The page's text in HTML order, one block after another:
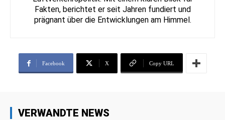
Fakten, berichtet er seit Jahren fundiert und
prägnant über die Entwicklungen am Himmel.
Facebook X Copy URL
VERWANDTE NEWS